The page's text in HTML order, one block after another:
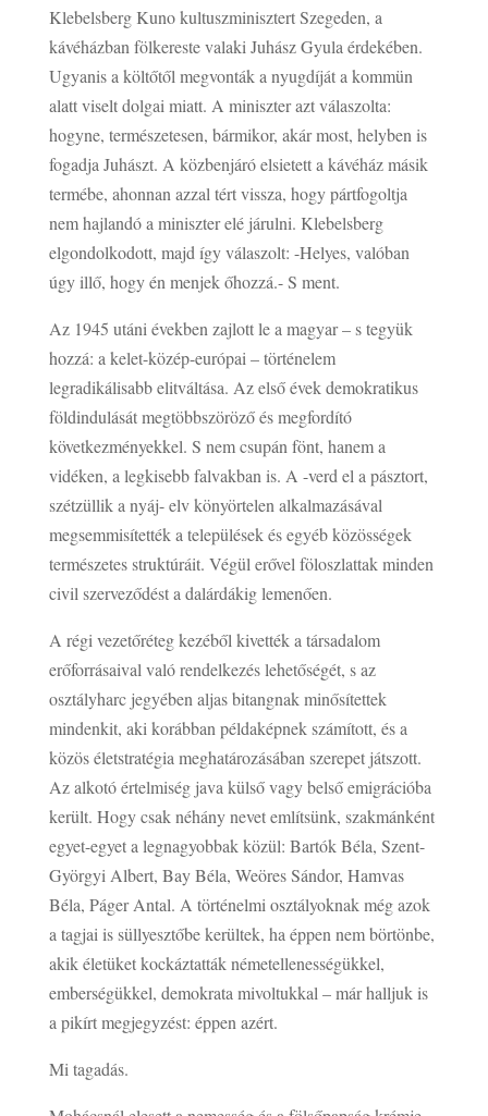
Klebelsberg Kuno kultuszminisztert Szegeden, a
kávéházban fölkereste valaki Juhász Gyula érdekében.
Ugyanis a költőtől megvonták a nyugdíját a kommün
alatt viselt dolgai miatt. A miniszter azt válaszolta:
hogyne, természetesen, bármikor, akár most, helyben is
fogadja Juhászt. A közbenjáró elsietett a kávéház másik
termébe, ahonnan azzal tért vissza, hogy pártfogoltja
nem hajlandó a miniszter elé járulni. Klebelsberg
elgondolkodott, majd így válaszolt: -Helyes, valóban
úgy illő, hogy én menjek őhozzá.- S ment.
Az 1945 utáni években zajlott le a magyar – s tegyük
hozzá: a kelet-közép-európai – történelem
legradikálisabb elitváltása. Az első évek demokratikus
földindulását megtöbbszöröző és megfordító
következményekkel. S nem csupán fönt, hanem a
vidéken, a legkisebb falvakban is. A -verd el a pásztort,
szétzüllik a nyáj- elv könyörtelen alkalmazásával
megsemmisítették a települések és egyéb közösségek
természetes struktúráit. Végül erővel föloszlattak minden
civil szerveződést a dalárdákig lemenően.
A régi vezetőréteg kezéből kivették a társadalom
erőforrásaival való rendelkezés lehetőségét, s az
osztályharc jegyében aljas bitangnak minősítettek
mindenkit, aki korábban példaképnek számított, és a
közös életstratégia meghatározásában szerepet játszott.
Az alkotó értelmiség java külső vagy belső emigrációba
került. Hogy csak néhány nevet említsünk, szakmánként
egyet-egyet a legnagyobbak közül: Bartók Béla, Szent-
Györgyi Albert, Bay Béla, Weöres Sándor, Hamvas
Béla, Páger Antal. A történelmi osztályoknak még azok
a tagjai is süllyesztőbe kerültek, ha éppen nem börtönbe,
akik életüket kockáztatták németellenességükkel,
emberségükkel, demokrata mivoltukkal – már halljuk is
a pikírt megjegyzést: éppen azért.
Mi tagadás.